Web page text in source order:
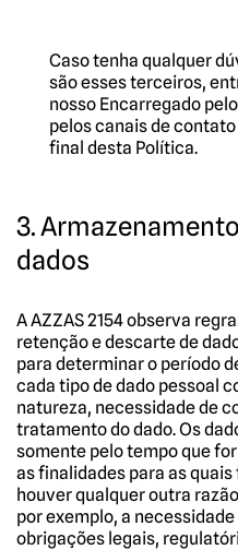
Caso tenha qualquer
são esses terceiros,
nosso Encarregado
pelos canais de
final desta Política.
3.
dados
A AZZAS 2154 observa
retenção e descarte de
para determinar o período
cada tipo de dado pessoal
natureza, necessidade de
tratamento do dado. Os
somente pelo tempo que
as finalidades para as
houver qualquer outra
por exemplo, a
obrigações legais,